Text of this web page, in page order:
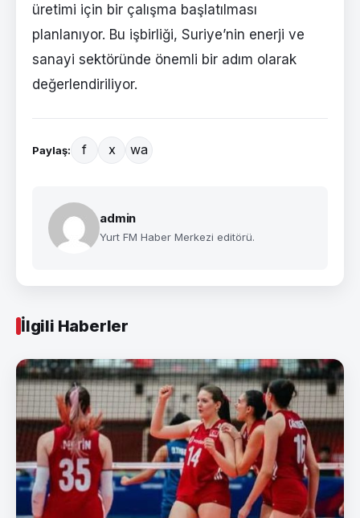
üretimi için bir çalışma başlatılması
planlanıyor. Bu işbirliği, Suriye’nin enerji ve
sanayi sektöründe önemli bir adım olarak
değerlendiriliyor.
Paylaş: f x wa
admin
Yurt FM Haber Merkezi editörü.
İlgili Haberler